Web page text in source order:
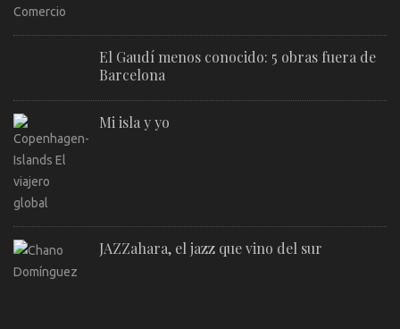
El Gaudí menos conocido: 5 obras fuera de
Barcelona
Mi isla y yo
JAZZahara, el jazz que vino del sur